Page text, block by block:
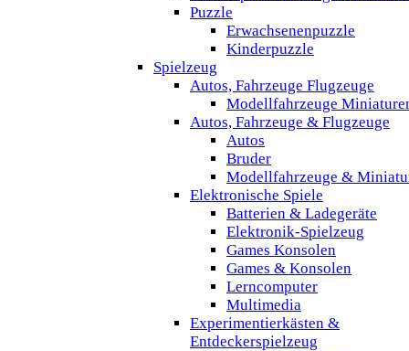
Puzzle
Erwachsenenpuzzle
Kinderpuzzle
Spielzeug
Autos, Fahrzeuge Flugzeuge
Modellfahrzeuge
Autos, Fahrzeuge & Flugzeuge
Autos
Bruder
Modellfahrzeuge &
Elektronische Spiele
Batterien & Ladegeräte
Elektronik-Spielzeug
Games Konsolen
Games & Konsolen
Lerncomputer
Multimedia
Experimentierkästen &
Entdeckerspielzeug